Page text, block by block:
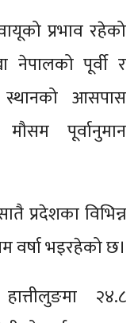
प्रभाव रहेको
पूर्वी र
आसपास
पूर्वानुमान
प्रदेशका विभिन्न
वर्षा भइरहेको छ।
२४.८